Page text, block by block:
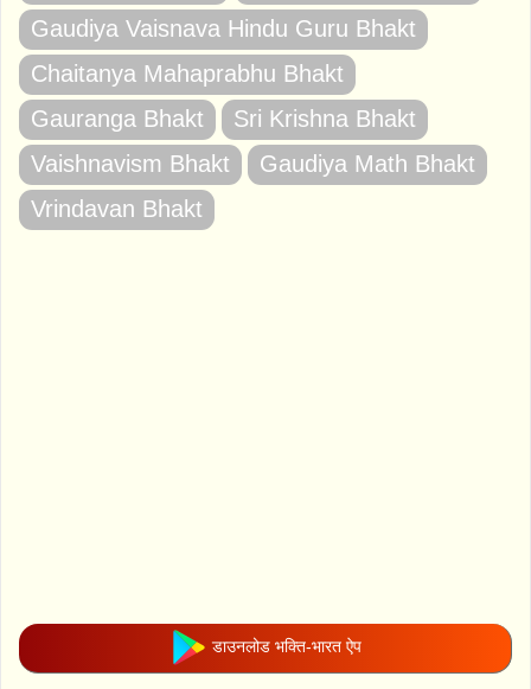
Gaudiya Vaisnava Hindu Guru Bhakt
Chaitanya Mahaprabhu Bhakt
Gauranga Bhakt
Sri Krishna Bhakt
Vaishnavism Bhakt
Gaudiya Math Bhakt
Vrindavan Bhakt
डाउनलोड भक्ति-भारत ऐप